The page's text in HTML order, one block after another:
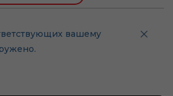
вашему